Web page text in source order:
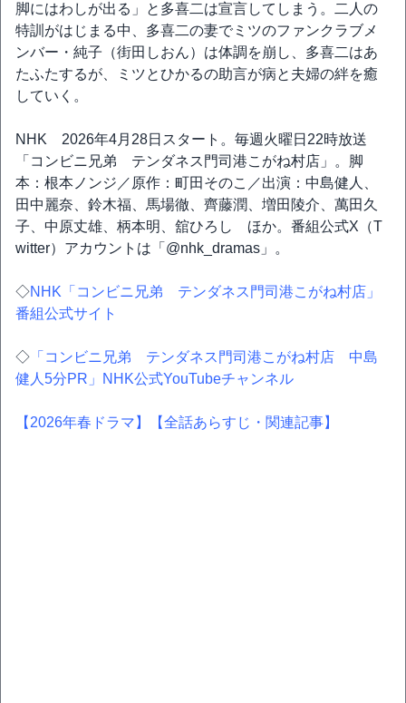
脚にはわしが出る」と多喜二は宣言してしまう。二人の
特訓がはじまる中、多喜二の妻でミツのファンクラブメ
ンバー・純子（街田しおん）は体調を崩し、多喜二はあ
たふたするが、ミツとひかるの助言が病と夫婦の絆を癒
していく。
NHK 2026年4月28日スタート。毎週火曜日22時放送
「コンビニ兄弟 テンダネス門司港こがね村店」。脚
本：根本ノンジ／原作：町田そのこ／出演：中島健人、
田中麗奈、鈴木福、馬場徹、齊藤潤、増田陵介、萬田久
子、中原丈雄、柄本明、舘ひろし ほか。番組公式X（T
witter）アカウントは「@nhk_dramas」。
◇NHK「コンビニ兄弟 テンダネス門司港こがね村店」
番組公式サイト
◇ 「コンビニ兄弟 テンダネス門司港こがね村店 中島
健人5分PR」NHK公式YouTubeチャンネル
【2026年春ドラマ】 【全話あらすじ・関連記事】